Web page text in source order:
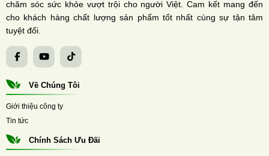
chăm sóc sức khỏe vượt trội cho người Việt. Cam kết mang đến
cho khách hàng chất lượng sản phẩm tốt nhất cùng sự tận tâm
tuyệt đối.
Về Chúng Tôi
Giới thiệu công ty
Tin tức
Chính Sách Ưu Đãi